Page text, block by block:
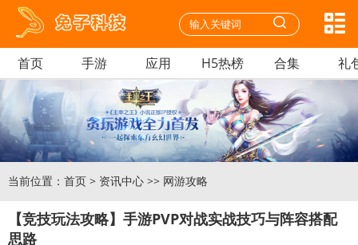
首页 手游 应用 H5热榜 合集 礼
当前位置： 首页 > 资讯中心 >> 网游攻略
【竞技玩法攻略】手游PVP对战实战技巧与阵容搭配
思路